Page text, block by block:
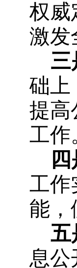
权威
激发
三
础上
提高
工作
工作
能，
五
息公